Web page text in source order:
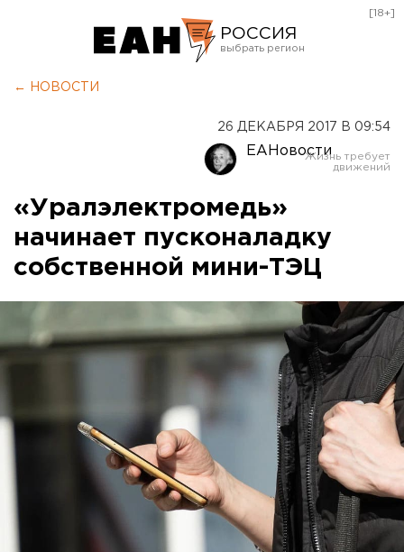
РОССИЯ
Оренбург
[18+]
← НОВОСТИ
26 ДЕКАБРЯ 2017 В 09:54
ЕАНовости
«Уралэлектромедь»
начинает пусконаладку
собственной мини-ТЭЦ